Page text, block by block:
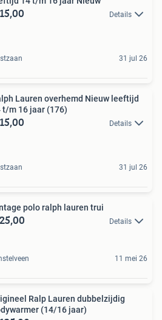
Details
31 jul 26
Lauren overhemd Nieuw leeftijd
t/m 16 jaar (176)
Details
31 jul 26
polo ralph lauren trui
Details
11 mei 26
Ralp Lauren dubbelzijdig
(14/16 jaar)